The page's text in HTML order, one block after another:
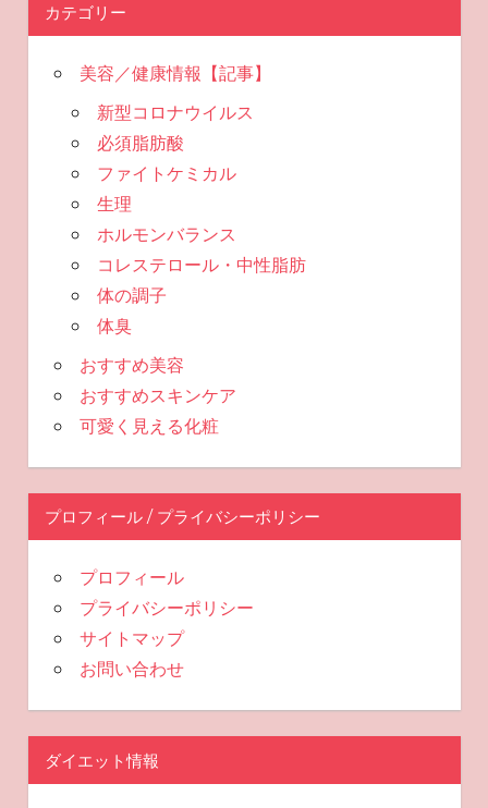
カテゴリー
美容／健康情報【記事】
新型コロナウイルス
必須脂肪酸
ファイトケミカル
生理
ホルモンバランス
コレステロール・中性脂肪
体の調子
体臭
おすすめ美容
おすすめスキンケア
可愛く見える化粧
プロフィール / プライバシーポリシー
プロフィール
プライバシーポリシー
サイトマップ
お問い合わせ
ダイエット情報